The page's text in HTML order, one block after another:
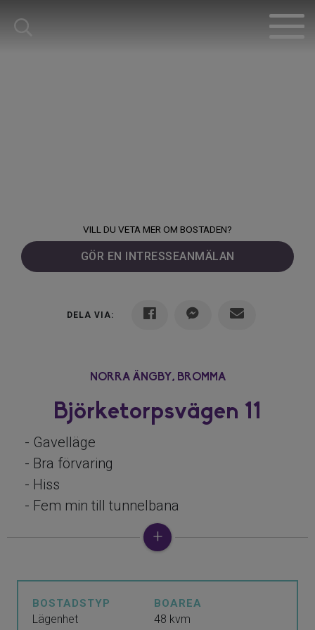
VILL DU VETA MER OM BOSTADEN?
GÖR EN INTRESSEANMÄLAN
DELA VIA:
NORRA ÄNGBY, BROMMA
Björketorpsvägen 11
- Gavelläge
- Bra förvaring
- Hiss
- Fem min till tunnelbana
- Närhet till natur vandringsstråk
allmänning. Yteffektiv planlösning med
BOSTADSTYP
Lägenhet
BOAREA
48 kvm